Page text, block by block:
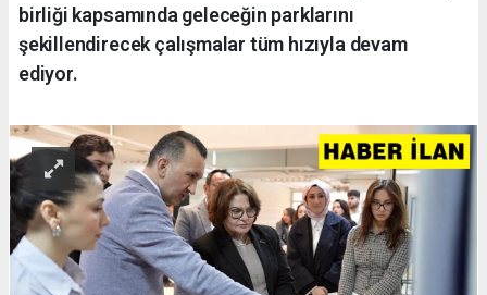
birliği kapsamında geleceğin parklarını
şekillendirecek çalışmalar tüm hızıyla devam
ediyor.